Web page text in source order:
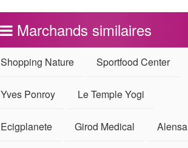
Marchands similaires
Shopping Nature Sportfood Center
Yves Ponroy Le Temple Yogi
Ecigplanete Girod Medical Alensa